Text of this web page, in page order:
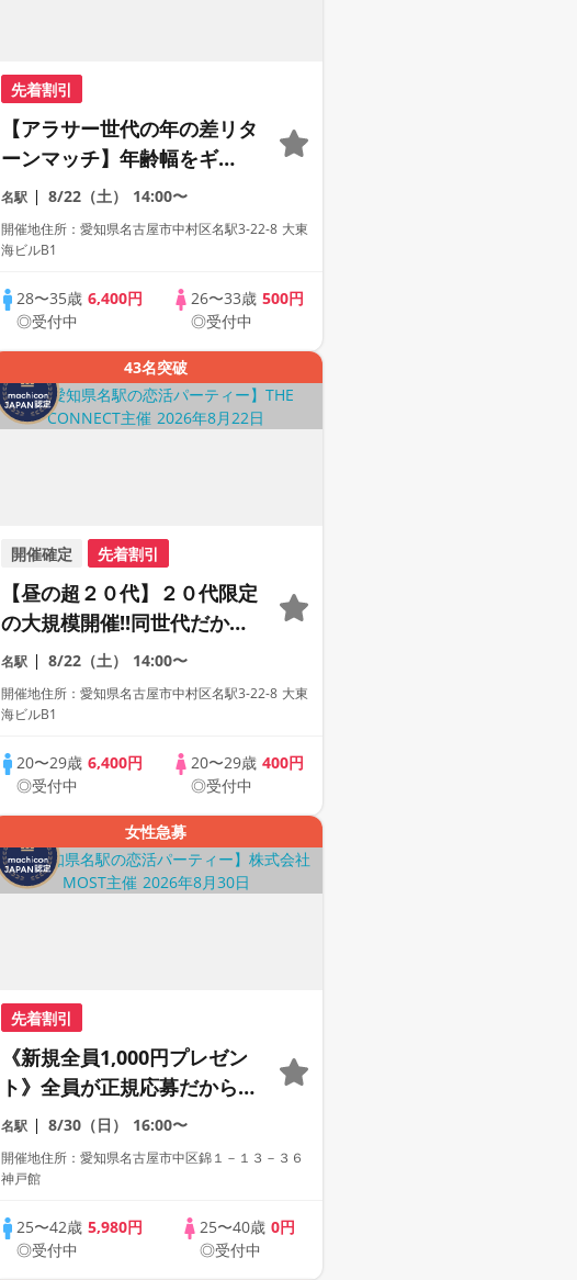
先着割引
【アラサー世代の年の差リタ
ーンマッチ】年齢幅をギ
ュ〜〜ッと絞ったアラサー限
定の恋活【１人参加も多数】
【飲み放題付き】【駅近】
名駅 8/22（土） 14:00〜
開催地住所：愛知県名古屋市中村区名駅3-22-8 大東
海ビルB1
28〜35歳 6,400円
◎受付中
26〜33歳 500円
◎受付中
43名突破
開催確定 先着割引
【昼の超２０代】２０代限定
の大規模開催!!同世代だから
距離が縮まる２０代だけの大
合コン♡【１人参加も多数】
【駅近】
名駅 8/22（土） 14:00〜
開催地住所：愛知県名古屋市中村区名駅3-22-8 大東
海ビルB1
20〜29歳 6,400円
◎受付中
20〜29歳 400円
◎受付中
女性急募
先着割引
《新規全員1,000円プレゼン
ト》全員が正規応募だから安
心。本気で出会いたい人だけ
が集まるサクラゼロ街コン。
名駅 8/30（日） 16:00〜
開催地住所：愛知県名古屋市中区錦１－１３－３６
神戸館
25〜42歳 5,980円
◎受付中
25〜40歳 0円
◎受付中